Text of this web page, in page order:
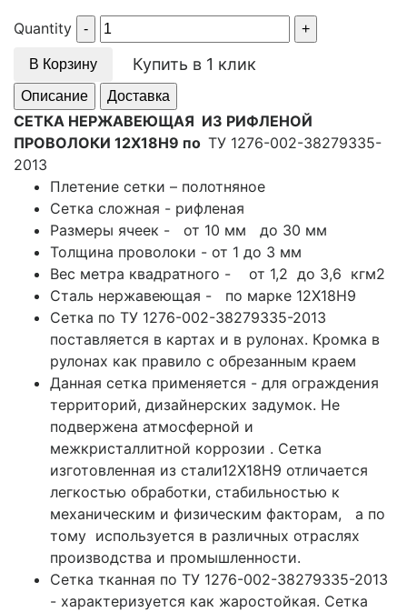
Quantity
В Корзину Купить в 1 клик
Описание Доставка
СЕТКА НЕРЖАВЕЮЩАЯ ИЗ РИФЛЕНОЙ
ПРОВОЛОКИ 12Х18Н9 по ТУ 1276-002-38279335-
2013
Плетение сетки – полотняное
Сетка сложная - рифленая
Размеры ячеек - от 10 мм до 30 мм
Толщина проволоки - от 1 до 3 мм
Вес метра квадратного - от 1,2 до 3,6 кгм2
Сталь нержавеющая - по марке 12Х18Н9
Сетка по ТУ 1276-002-38279335-2013
поставляется в картах и в рулонах. Кромка в
рулонах как правило с обрезанным краем
Данная сетка применяется - для ограждения
территорий, дизайнерских задумок. Не
подвержена атмосферной и
межкристаллитной коррозии . Сетка
изготовленная из стали12Х18Н9 отличается
легкостью обработки, стабильностью к
механическим и физическим факторам, а по
тому используется в различных отраслях
производства и промышленности.
Сетка тканная по ТУ 1276-002-38279335-2013
- характеризуется как жаростойкая. Сетка